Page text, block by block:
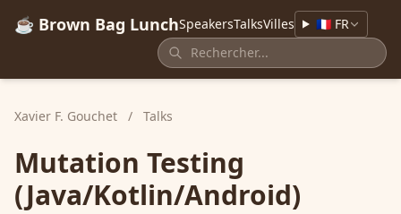
☕ Brown Bag LunchSpeakersTalksVilles 🇫🇷 FR
Xavier F. Gouchet / Talks
Mutation Testing
(Java/Kotlin/Android)